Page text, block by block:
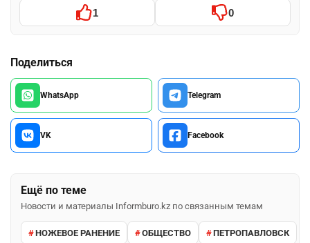
1 0
Поделиться
WhatsApp Telegram
VK Facebook
Ещё по теме
Новости и материалы Informburo.kz по связанным темам
НОЖЕВОЕ РАНЕНИЕ ОБЩЕСТВО ПЕТРОПАВЛОВСК